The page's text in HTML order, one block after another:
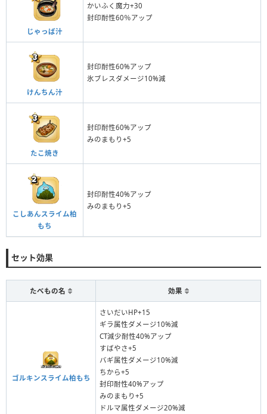
じゃっぱ汁
かいふく魔力+30
封印耐性60％アップ
けんちん汁
封印耐性60%アップ
氷ブレスダメージ10%減
たこ焼き
封印耐性60%アップ
みのまもり+5
こしあんスライム柏
もち
封印耐性40%アップ
みのまもり+5
セット効果
たべもの名 効果
ゴルキンスライム柏もち
さいだいHP+15
ギラ属性ダメージ10%減
CT減少耐性40%アップ
すばやさ+5
バギ属性ダメージ10%減
ちから+5
封印耐性40%アップ
みのまもり+5
ドルマ属性ダメージ20%減